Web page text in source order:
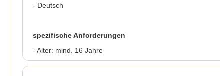
- Deutsch
spezifische Anforderungen
- Alter: mind. 16 Jahre